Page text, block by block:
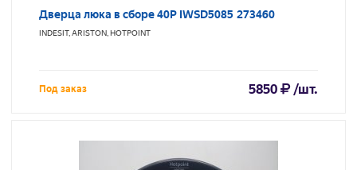
Дверца люка в сборе 40P IWSD5085 273460
INDESIT, ARISTON, HOTPOINT
Под заказ 5850 /шт.